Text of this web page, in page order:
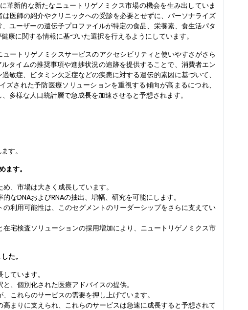
新的な新たなニュートリゲノミクス市場の機会を生み出していま
医師の紹介やクリニックへの受診を必要とせずに、パーソナライズ
ユーザーの遺伝子プロファイルが特定の食品、栄養素、食生活パタ
に関する情報に基づいた選択を行えるようにしています。
ートリゲノミクスサービスのアクセシビリティと使いやすさがさら
タイムの推奨事項や進捗状況の追跡を提供することで、消費者エン
敏症、ビタミン欠乏症などの疾患に対する遺伝的素因に基づいて、
された予防医療ソリューションを重視する傾向が高まるにつれ、
多様な人口統計層で急成長を加速させると予想されます。
す。
す。
、市場は大きく成長しています。
なDNAおよびRNAの抽出、増幅、研究を可能にします。
利用可能性は、このセグメントのリーダーシップをさらに支えてい
宅検査ソリューションの採用増加により、ニュートリゲノミクス市
た。
ています。
、個別化された医療アドバイスの提供。
これらのサービスの需要を押し上げています。
まりに支えられ、これらのサービスは急速に成長すると予想されて